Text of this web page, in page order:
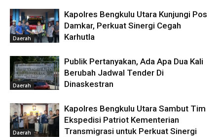
Daerah
Kapolres Bengkulu Utara Kunjungi Pos
Damkar, Perkuat Sinergi Cegah
Karhutla
Daerah
Publik Pertanyakan, Ada Apa Dua Kali
Berubah Jadwal Tender Di
Dinaskestran
Daerah
Kapolres Bengkulu Utara Sambut Tim
Ekspedisi Patriot Kementerian
Transmigrasi untuk Perkuat Sinergi